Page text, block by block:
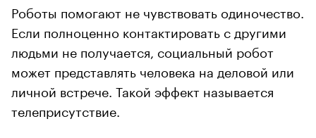
Роботы помогают не чувствовать одиночество.
Если полноценно контактировать с другими
людьми не получается, социальный робот
может представлять человека на деловой или
личной встрече. Такой эффект называется
телеприсутствие.